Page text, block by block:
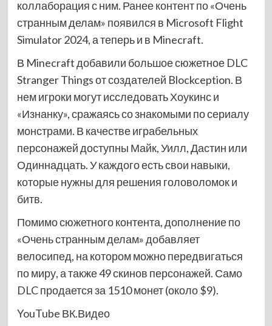
коллаборация с ним. Ранее контент по «Очень
странным делам» появился в Microsoft Flight
Simulator 2024, а теперь и в Minecraft.
В Minecraft добавили большое сюжетное DLC
Stranger Things от создателей Blockception. В
нем игроки могут исследовать Хоукинс и
«Изнанку», сражаясь со знакомыми по сериалу
монстрами. В качестве играбельных
персонажей доступны Майк, Уилл, Дастин или
Одиннадцать. У каждого есть свои навыки,
которые нужны для решения головоломок и
битв.
Помимо сюжетного контента, дополнение по
«Очень странным делам» добавляет
велосипед, на котором можно передвигаться
по миру, а также 49 скинов персонажей. Само
DLC продается за 1510 монет (около $9).
YouTube ВК.Видео